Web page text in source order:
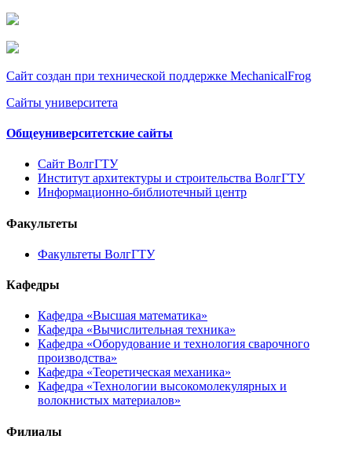
Сайт создан при технической поддержке MechanicalFrog
Сайты университета
Общеуниверситетские сайты
Сайт ВолгГТУ
Институт архитектуры и строительства ВолгГТУ
Информационно-библиотечный центр
Факультеты
Факультеты ВолгГТУ
Кафедры
Кафедра «Высшая математика»
Кафедра «Вычислительная техника»
Кафедра «Оборудование и технология сварочного
производства»
Кафедра «Теоретическая механика»
Кафедра «Технологии высокомолекулярных и
волокнистых материалов»
Филиалы